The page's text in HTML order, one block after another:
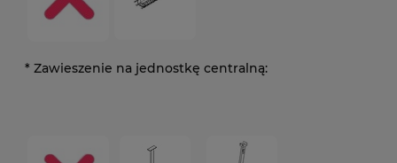
* Zawieszenie na jednostkę centralną: